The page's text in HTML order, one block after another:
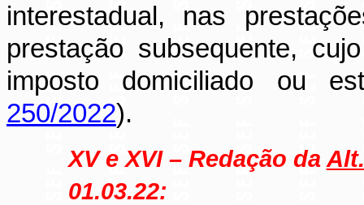
interestadual, nas
prestação subsequente,
imposto domiciliado ou
250/2022).
XV e XVI – Redação da
01.03.22: